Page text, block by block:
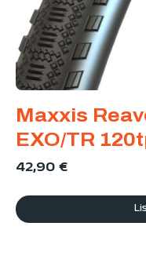
Maxxis
EXO/TR
42,90€